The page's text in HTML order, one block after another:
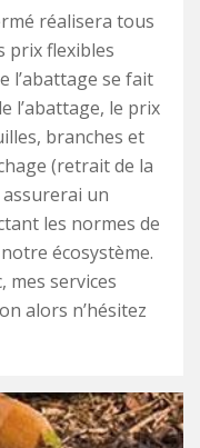
réalisera tous
prix flexibles
l’abattage se fait
l’abattage, le prix
branches et
(retrait de la
assurerai un
les normes de
écosystème.
mes services
alors n’hésitez